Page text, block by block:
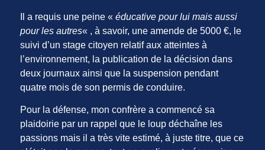
Il a requis une peine «éducative pour lui mais aussi
pour les autres« , à savoir, une amende de 5000 €, le
suivi d’un stage citoyen relatif aux atteintes à
l’environnement, la publication de la décision dans
deux journaux ainsi que la suspension pendant
quatre mois de son permis de conduire.
Pour la défense, mon confrère a commencé sa
plaidoirie par un rappel que le loup déchaîne les
passions mais il a très vite estimé, à juste titre, que ce